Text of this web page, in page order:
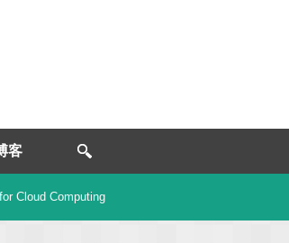
客
Cloud Computing